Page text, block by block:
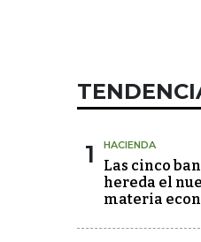
1 HACIENDA
Las cinco
hereda el
materia